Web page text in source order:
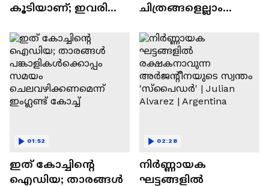
കൂടിയാണ്; ഇവരില്‍
ഹീറോ ?| FIFA World
Cup 2026
ചിത്രങ്ങളെല്ലാം
എന്തിന്?
ഇത് കോച്ചിൻ്റെ
ഐഡിയ; താരങ്ങൾ
01:52
നിർണ്ണായക
ഘട്ടങ്ങളിൽ
02:28